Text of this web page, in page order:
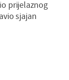
prijelaznog
sjajan